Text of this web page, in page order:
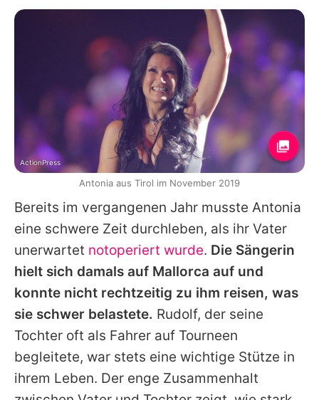
Bereits im vergangenen Jahr musste Antonia
eine schwere Zeit durchleben, als ihr Vater
unerwartet notoperiert wurde. Die Sängerin
hielt sich damals auf Mallorca auf und
konnte nicht rechtzeitig zu ihm reisen, was
sie schwer belastete. Rudolf, der seine
Tochter oft als Fahrer auf Tourneen
begleitete, war stets eine wichtige Stütze in
ihrem Leben. Der enge Zusammenhalt
ActionPress
Antonia aus Tirol im November 2019